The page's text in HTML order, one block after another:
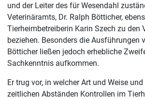
und der Leiter des für Wesendahl
Veterinäramts, Dr. Ralph Bötticher,
Tierheimbetreiberin Karin Szech zu den
beziehen. Besonders die Ausführungen
Bötticher ließen jedoch erhebliche
Sachkenntnis aufkommen.
Er trug vor, in welcher Art und Weise
zeitlichen Abständen Kontrollen im